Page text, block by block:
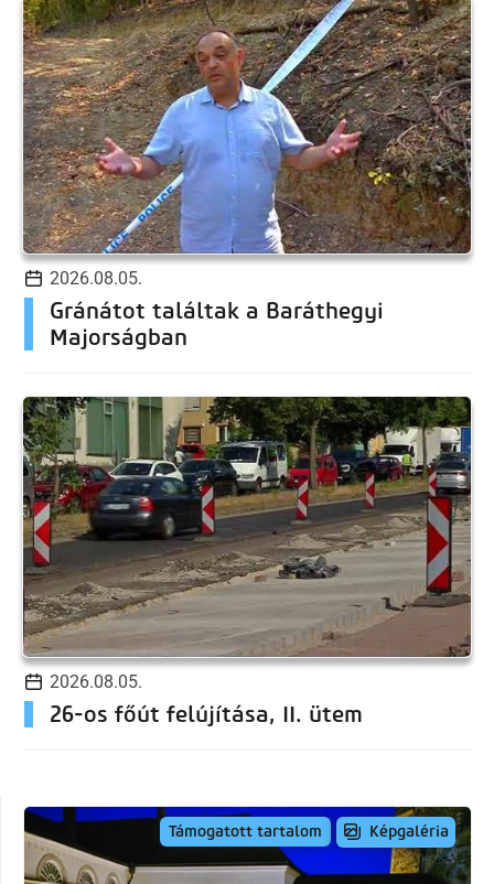
2026.08.05.
Gránátot találtak a Baráthegyi
Majorságban
2026.08.05.
26-os főút felújítása, II. ütem
Támogatott tartalom Képgaléria